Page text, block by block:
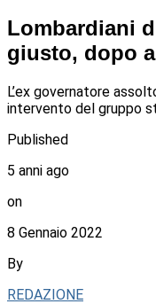
Lombardiani
giusto, dopo
L’ex governatore
intervento del gruppo
Published
5 anni ago
on
8 Gennaio 2022
By
REDAZIONE